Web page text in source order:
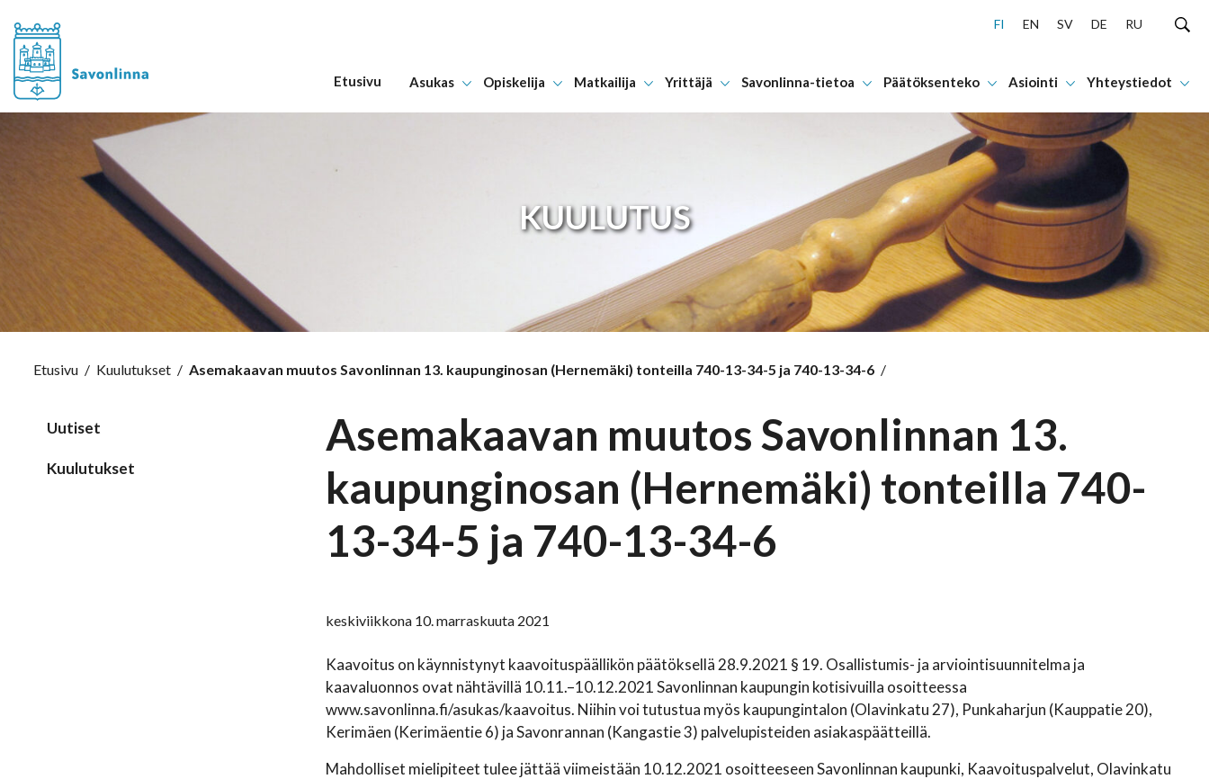
Hyppää sisältöön
FI EN SV DE RU
Etusivu Asukas Opiskelija Matkailija Yrittäjä Savonlinna-tietoa Päätöksenteko Asiointi Yhteystiedot
KUULUTUS
Etusivu / Kuulutukset / Asemakaavan muutos Savonlinnan 13. kaupunginosan (Hernemäki) tonteilla 740-13-34-5 ja 740-13-34-6 /
Uutiset
Kuulutukset
Asemakaavan muutos Savonlinnan 13.
kaupunginosan (Hernemäki) tonteilla 740-
13-34-5 ja 740-13-34-6
keskiviikkona 10. marraskuuta 2021
Kaavoitus on käynnistynyt kaavoituspäällikön päätöksellä 28.9.2021 § 19. Osallistumis- ja arviointisuunnitelma ja
kaavaluonnos ovat nähtävillä 10.11.–10.12.2021 Savonlinnan kaupungin kotisivuilla osoitteessa
www.savonlinna.fi/asukas/kaavoitus. Niihin voi tutustua myös kaupungintalon (Olavinkatu 27), Punkaharjun (Kauppatie 20),
Kerimäen (Kerimäentie 6) ja Savonrannan (Kangastie 3) palvelupisteiden asiakaspäätteillä.
Mahdolliset mielipiteet tulee jättää viimeistään 10.12.2021 osoitteeseen Savonlinnan kaupunki, Kaavoituspalvelut, Olavinkatu